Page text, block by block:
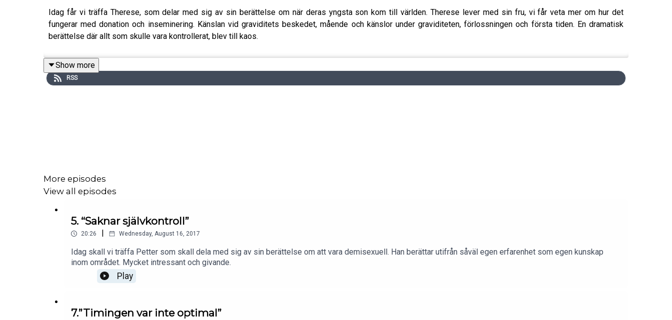
Idag får vi träffa Therese, som delar med sig av sin berättelse om när deras yngsta son kom till världen. Therese lever med sin fru, vi får veta mer om hur det
fungerar med donation och inseminering. Känslan vid graviditets beskedet, mående och känslor under graviditeten, förlossningen och första tiden. En dramatisk
berättelse där allt som skulle vara kontrollerat, blev till kaos.
Show more
RSS
More episodes
View all episodes
5. “Saknar självkontroll”
20:26 Wednesday, August 16, 2017
Idag skall vi träffa Petter som skall dela med sig av sin berättelse om att vara demisexuell. Han berättar utifrån såväl egen erfarenhet som egen kunskap
inom området. Mycket intressant och givande.
Play
7.”Timingen var inte optimal”